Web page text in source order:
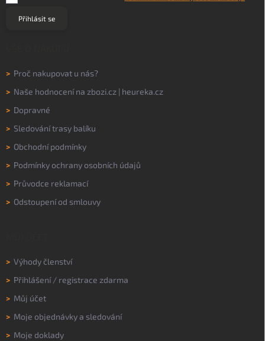
Přihlásit se
> Proč nakupovat u nás?
> Naše hodnocení na zbozi.cz | heureka.cz
> Dopravné
> Sledování trasy balíku
> Obchodní podmínky
> Podmínky ochrany osobních údajů
> Průvodce reklamací
> Odstoupení od smlouvy
> Výhody členství
> Přihlášení/ registrace zdarma
> Můj účet
> Moje objednávky a sledování
> Moje doklady